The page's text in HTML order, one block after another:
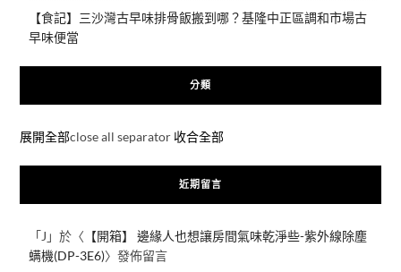
【食記】三沙灣古早味排骨飯搬到哪？基隆中正區調和市場古
早味便當
分類
展開全部close all separator 收合全部
近期留言
「J 」於〈 【開箱】 邊緣人也想讓房間氣味乾淨些-紫外線除塵
螨機(DP-3E6)〉發佈留言